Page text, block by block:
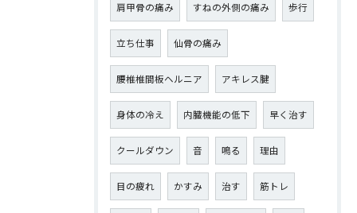
肩甲骨の痛み すねの外側の痛み 歩行
立ち仕事 仙骨の痛み
腰椎椎間板ヘルニア アキレス腱
身体の冷え 内臓機能の低下 早く治す
クールダウン 音 鳴る 理由
目の疲れ かすみ 治す 筋トレ